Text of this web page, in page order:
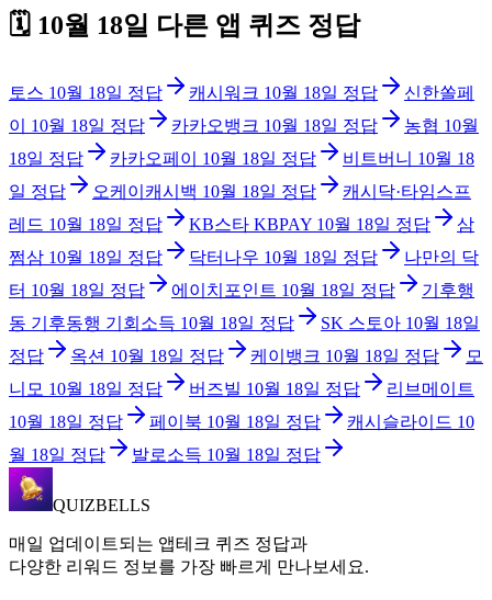
🗓️ 10월 18일 다른 앱 퀴즈 정답
토스 10월 18일 정답 캐시워크 10월 18일 정답
신한쏠페
이
10월 18일 정답 카카오뱅크 10월 18일 정답 농협 10월
18일 정답 카카오페이 10월 18일 정답 비트버니 10월 18
일 정답 오케이캐시백 10월 18일 정답
캐시닥·타임스프
레드 10월 18일 정답 KB스타 KBPAY 10월 18일 정답
삼
쩜삼 10월 18일 정답 닥터나우 10월 18일 정답
나만의 닥
터 10월 18일 정답 에이치포인트 10월 18일 정답
기후행
동 기후동행 기회소득 10월 18일 정답 SK 스토아 10월 18일
정답
옥션 10월 18일 정답 케이뱅크 10월 18일 정답
모
니모 10월 18일 정답 버즈빌 10월 18일 정답
리브메이트
10월 18일 정답 페이북 10월 18일 정답 캐시슬라이드 10
월 18일 정답 발로소득 10월 18일 정답
QUIZBELLS
매일 업데이트되는 앱테크 퀴즈 정답과
다양한 리워드 정보를 가장 빠르게 만나보세요.